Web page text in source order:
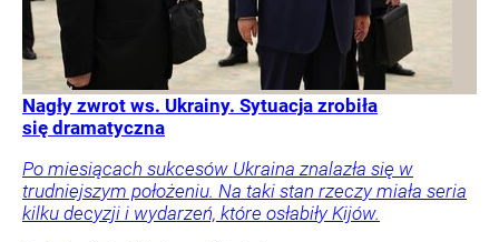
Nagły zwrot ws. Ukrainy. Sytuacja zrobiła
się dramatyczna
Po miesiącach sukcesów Ukraina znalazła się w
trudniejszym położeniu. Na taki stan rzeczy miała seria
kilku decyzji i wydarzeń, które osłabiły Kijów.